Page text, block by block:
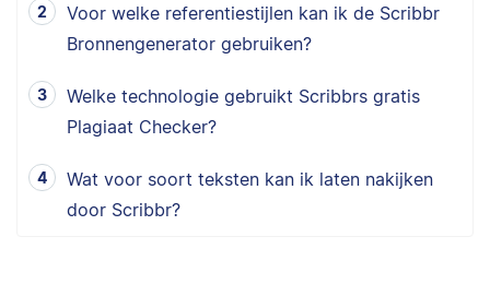
Voor welke referentiestijlen kan ik de Scribbr
Bronnengenerator gebruiken?
Welke technologie gebruikt Scribbrs gratis
Plagiaat Checker?
Wat voor soort teksten kan ik laten nakijken
door Scribbr?